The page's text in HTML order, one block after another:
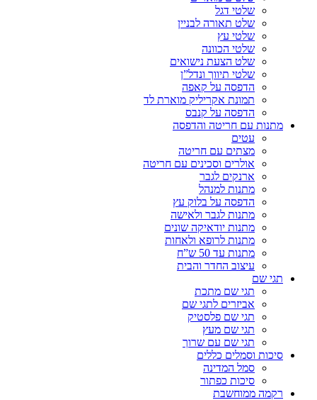
שלטי דגל
שלט תאורה לבניין
שלטי עץ
שלטי הכוונה
שלט הצעת נישואים
שלטי תיווך ונדל”ן
הדפסה על קאפה
תמונת אקריליק מוארת לד
הדפסה על קנבס
מתנות עם חריטה והדפסה
עטים
מצתים עם חריטה
אולרים וסכינים עם חריטה
ארנקים לגבר
מתנות למנהל
הדפסה על בלוק עץ
מתנות לגבר ולאישה
מתנות יודאיקה שונים
מתנות לרופא ולאחות
מתנות עד 50 ש”ח
עיצוב החדר והבית
תגי שם
תגי שם מתכת
אביזרים לתגי שם
תגי שם פלסטיק
תגי שם מעץ
תגי שם עם שרוך
סיכות וסמלים כללים
סמל המדינה
סיכות כפתור
רקמה ממוחשבת